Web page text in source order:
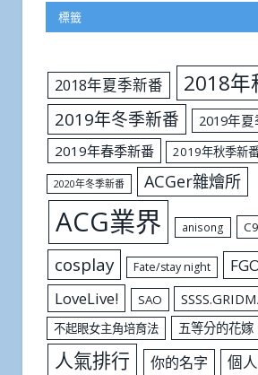
標籤
2018年夏季新番 2018年
2019年冬季新番
2019年
2019年春季新番
2019年秋季新
2020年冬季新番 ACGer雜燴所
ACG業界 anisong
cosplay Fate/stay night
LoveLive! SAO
不起眼女主角培育法 五等分的花嫁
人氣排行 你的名字 個